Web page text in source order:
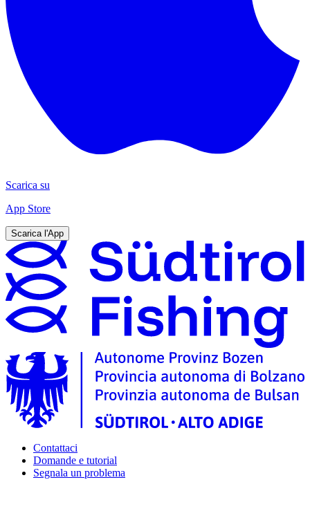
Scarica su
App Store
Scarica l'App
Contattaci
Domande e tutorial
Segnala un problema